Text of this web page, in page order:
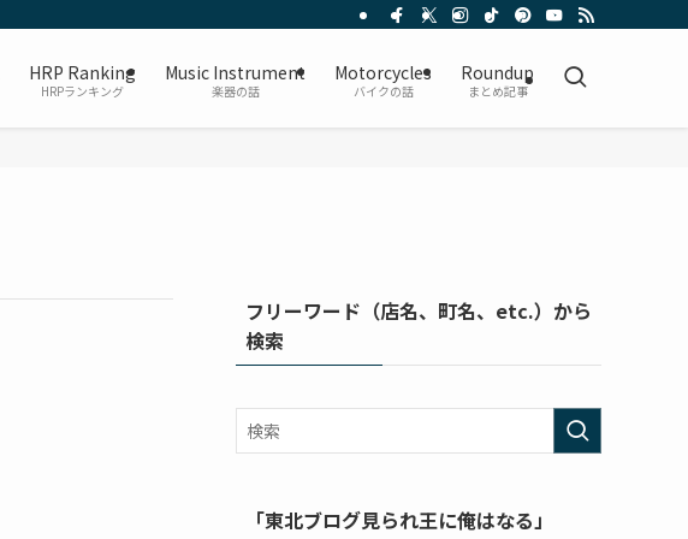
HRP Ranking
HRPランキング
Music Instrument
楽器の話
Motorcycles
バイクの話
Roundup
まとめ記事
フリーワード（店名、町名、etc.）から
検索
「東北ブログ見られ王に俺はなる」